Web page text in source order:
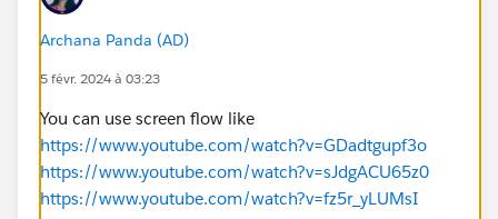
Archana Panda (AD)
5 févr. 2024 à 03:23
You can use screen flow like
https://www.youtube.com/watch?v=GDadtgupf3o
https://www.youtube.com/watch?v=sJdgACU65z0
https://www.youtube.com/watch?v=fz5r_yLUMsI